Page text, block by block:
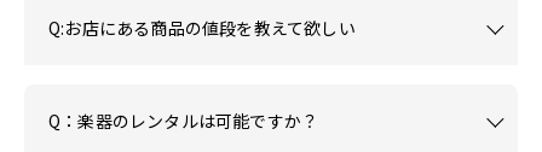
Q:お店にある商品の値段を教えて欲しい
Q：楽器のレンタルは可能ですか？